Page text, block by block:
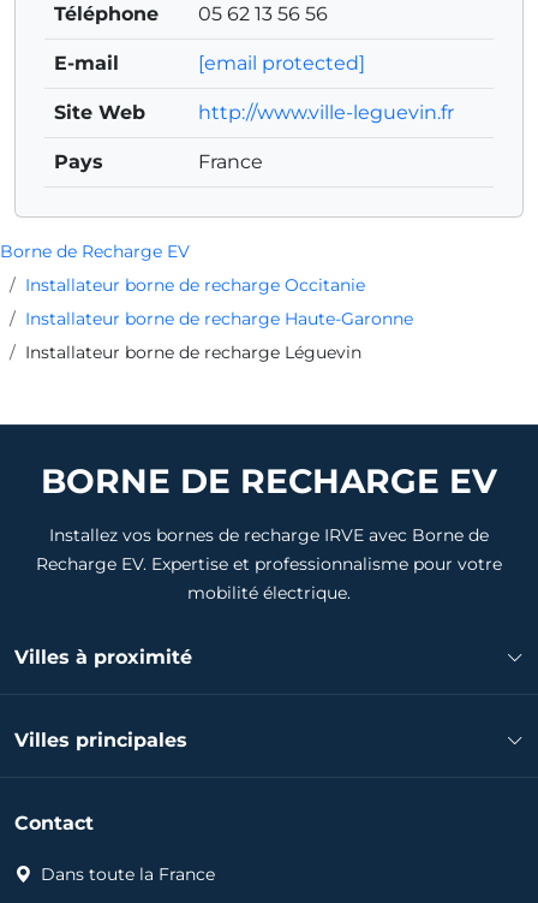
Borne de Recharge EV
Installateur borne de recharge Occitanie
Installateur borne de recharge Haute-Garonne
Installateur borne de recharge Léguevin
Téléphone 05 62 13 56 56
E-mail [email protected]
Site Web http://www.ville-leguevin.fr
Pays France
BORNE DE RECHARGE EV
Installez vos bornes de recharge IRVE avec Borne de
Recharge EV. Expertise et professionnalisme pour votre
mobilité électrique.
Villes à proximité
Installateur borne de recharge Pibrac
Installateur borne de recharge Plaisance-du-Touch
Installateur borne de recharge Colomiers
Villes principales
Installateur borne de recharge Colomiers
Contact
Dans toute la France